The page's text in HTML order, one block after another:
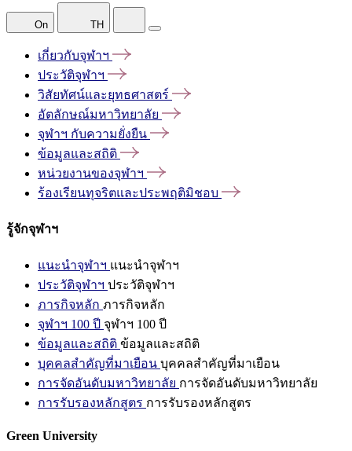
On TH
เกี่ยวกับจุฬาฯ
ประวัติจุฬาฯ
วิสัยทัศน์และยุทธศาสตร์
อัตลักษณ์มหาวิทยาลัย
จุฬาฯ กับความยั่งยืน
ข้อมูลและสถิติ
หน่วยงานของจุฬาฯ
ร้องเรียนทุจริตและประพฤติมิชอบ
รู้จักจุฬาฯ
แนะนำจุฬาฯ แนะนำจุฬาฯ
ประวัติจุฬาฯ ประวัติจุฬาฯ
ภารกิจหลัก ภารกิจหลัก
จุฬาฯ 100 ปี จุฬาฯ 100 ปี
ข้อมูลและสถิติ ข้อมูลและสถิติ
บุคคลสำคัญที่มาเยือน บุคคลสำคัญที่มาเยือน
การจัดอันดับมหาวิทยาลัย การจัดอันดับมหาวิทยาลัย
การรับรองหลักสูตร การรับรองหลักสูตร
Green University